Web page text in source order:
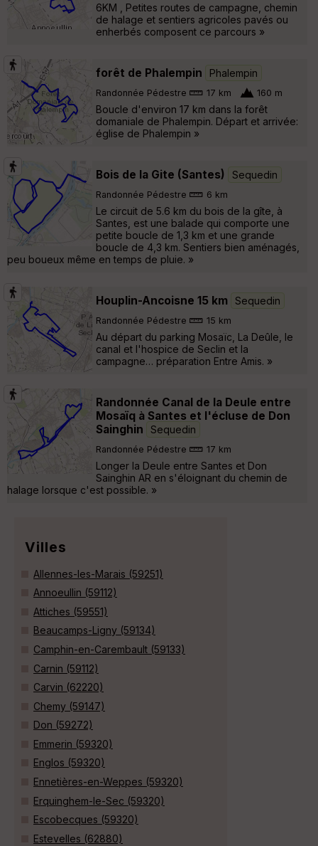
6KM , Petites routes de campagne, chemin
de halage et sentiers agricoles pavés ou
enherbés composent ce parcours »
forêt de Phalempin Phalempin
Randonnée Pédestre 17 km 160 m
Boucle d'environ 17 km dans la forêt
domaniale de Phalempin. Départ et arrivée:
église de Phalempin »
Bois de la Gite (Santes) Sequedin
Randonnée Pédestre 6 km
Le circuit de 5.6 km du bois de la gîte, à
Santes, est une balade qui comporte une
petite boucle de 1,3 km et une grande
boucle de 4,3 km. Sentiers bien aménagés,
peu boueux même en temps de pluie. »
Houplin-Ancoisne 15 km Sequedin
Randonnée Pédestre 15 km
Au départ du parking Mosaïc, La Deûle, le
canal et l'hospice de Seclin et la
campagne… préparation Entre Amis. »
Randonnée Canal de la Deule entre
Mosaïq à Santes et l'écluse de Don
Sainghin
Sequedin
Randonnée Pédestre 17 km
Longer la Deule entre Santes et Don
Sainghin AR en s'éloignant du chemin de
halage lorsque c'est possible. »
Villes
Allennes-les-Marais (59251)
Annoeullin (59112)
Attiches (59551)
Beaucamps-Ligny (59134)
Camphin-en-Carembault (59133)
Carnin (59112)
Carvin (62220)
Chemy (59147)
Don (59272)
Emmerin (59320)
Englos (59320)
Ennetières-en-Weppes (59320)
Erquinghem-le-Sec (59320)
Escobecques (59320)
Estevelles (62880)